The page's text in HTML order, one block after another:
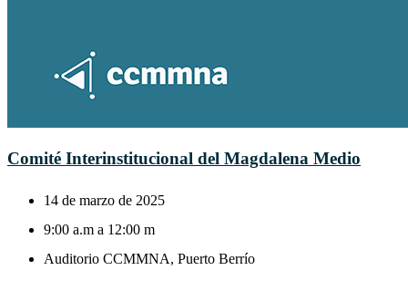
Comité Interinstitucional del Magdalena Medio
14 de marzo de 2025
9:00 a.m a 12:00 m
Auditorio CCMMNA, Puerto Berrío